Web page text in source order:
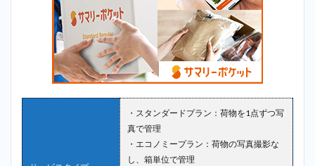
・スタンダードプラン：荷物を1点ずつ写
真で管理
・エコノミープラン：荷物の写真撮影な
し、箱単位で管理